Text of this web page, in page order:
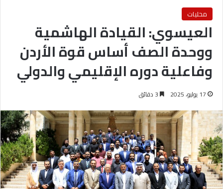
محليات
العيسوي: القيادة الهاشمية
ووحدة الصف أساس قوة الأردن
وفاعلية دوره الإقليمي والدولي
17 يوليو، 2025